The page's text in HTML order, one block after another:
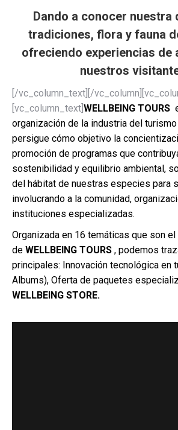
Dando a conocer nuestra
tradiciones, flora y fauna
ofreciendo experiencias de
nuestros
[/vc_column_text][/
[vc_column_text] WELLBEING TOURS
organización de la industria del
persigue cómo objetivo la
promoción de programas que
sostenibilidad y equilibrio ambiental,
del hábitat de nuestras especies para
involucrando a la comunidad,
instituciones especializadas.
Organizada en 16 temáticas que son
de WELLBEING TOURS , podemos
principales: Innovación tecnológica en
Albums), Oferta de paquetes
WELLBEING STORE.